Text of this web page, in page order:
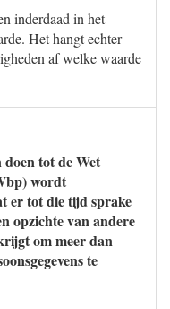
inderdaad in het
Het hangt echter
af welke waarde
tot de Wet
wordt
er tot die tijd sprake
opzichte van andere
om meer dan
te